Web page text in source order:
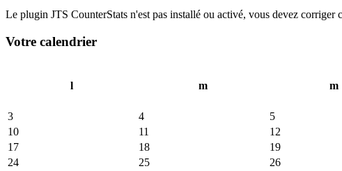
Le plugin JTS CounterStats n'est pas installé ou activé, vous devez corriger
Votre calendrier
l
m m
3
4 5
10
11 12
17
18 19
24
25 26